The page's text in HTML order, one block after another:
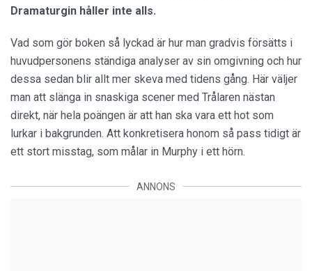
Dramaturgin håller inte alls.
Vad som gör boken så lyckad är hur man gradvis försätts i
huvudpersonens ständiga analyser av sin omgivning och hur
dessa sedan blir allt mer skeva med tidens gång. Här väljer
man att slänga in snaskiga scener med Trålaren nästan
direkt, när hela poängen är att han ska vara ett hot som
lurkar i bakgrunden. Att konkretisera honom så pass tidigt är
ett stort misstag, som målar in Murphy i ett hörn.
ANNONS